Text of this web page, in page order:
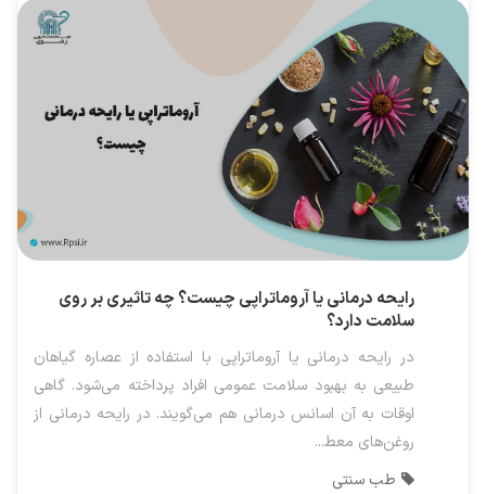
رایحه درمانی یا آروماتراپی چیست؟ چه تاثیری بر روی
سلامت دارد؟
در رایحه درمانی یا آروماتراپی با استفاده از عصاره گیاهان
طبیعی به بهبود سلامت عمومی افراد پرداخته می‌شود. گاهی
اوقات به آن اسانس درمانی هم می‌گویند. در رایحه درمانی از
روغن‌های معط...
طب سنتی